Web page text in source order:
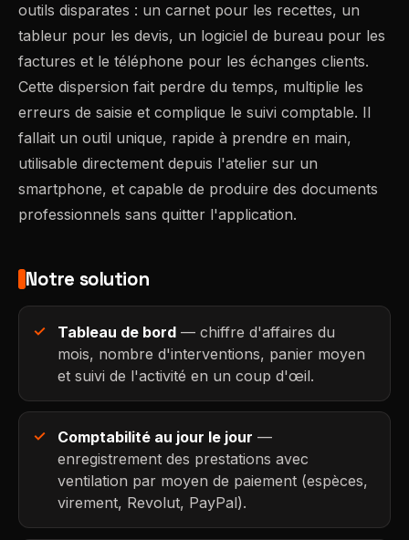
outils disparates : un carnet pour les recettes, un
tableur pour les devis, un logiciel de bureau pour les
factures et le téléphone pour les échanges clients.
Cette dispersion fait perdre du temps, multiplie les
erreurs de saisie et complique le suivi comptable. Il
fallait un outil unique, rapide à prendre en main,
utilisable directement depuis l'atelier sur un
smartphone, et capable de produire des documents
professionnels sans quitter l'application.
Notre solution
Tableau de bord— chiffre d'affaires du
mois, nombre d'interventions, panier moyen
et suivi de l'activité en un coup d'œil.
Comptabilité au jour le jour —
enregistrement des prestations avec
ventilation par moyen de paiement (espèces,
virement, Revolut, PayPal).